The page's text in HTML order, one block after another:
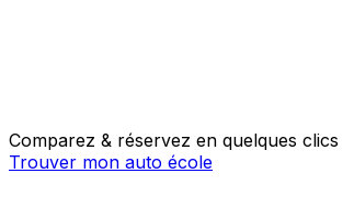
Comparez & réservez en quelques clics
Trouver mon auto école